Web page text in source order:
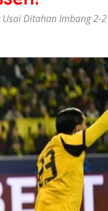
Ditahan Imbang 2-2